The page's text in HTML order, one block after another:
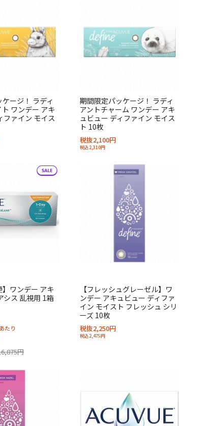
ージ！ ラディ
ワンデー アキ
ファイン モイス
期間限定パッケージ！ ラディ
アントチャーム ワンデー アキ
ュビュー ディファイン モイス
ト 10枚
税抜2,100円
税込2,310円
】ワンデー アキ
シス 乱視用 1箱
たり
円
【フレッシュグレーゼル】ワ
ンデー アキュビュー ディファ
イン モイスト フレッシュ シリ
ーズ 10枚
税抜2,250円
税込2,475円